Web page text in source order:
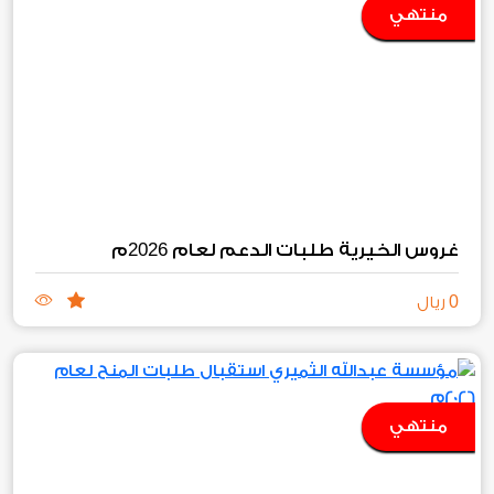
منتهي
غروس الخيرية طلبات الدعم لعام 2026م
0 ريال
منتهي